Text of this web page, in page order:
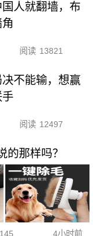
人就翻墙，布
阅读 13821
不能输，想赢
手
阅读 12497
的那样吗？
4小时前